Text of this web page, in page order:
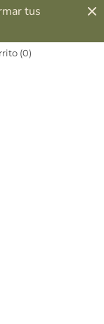
tus
(0)